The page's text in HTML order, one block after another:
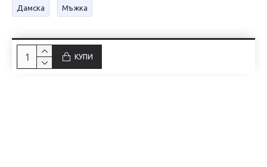
Дамска Мъжка
КУПИ